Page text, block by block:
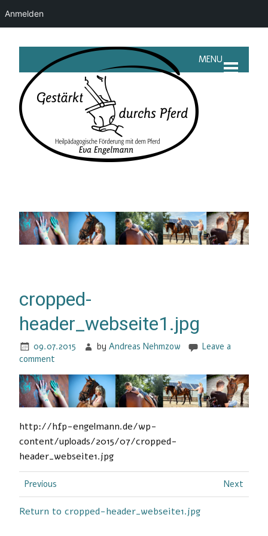
MENU
cropped-
header_webseite1.jpg
09.07.2015 byAndreas Nehmzow
Leave a
comment
http://hfp-engelmann.de/wp-
content/uploads/2015/07/cropped-
header_webseite1.jpg
Previous Next
Return to cropped-header_webseite1.jpg
Anmelden